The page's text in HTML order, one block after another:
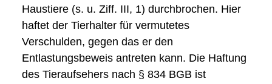
Haustiere (s. u. Ziff. III, 1) durchbrochen. Hier
haftet der Tierhalter für vermutetes
Verschulden, gegen das er den
Entlastungsbeweis antreten kann. Die Haftung
des Tieraufsehers nach § 834 BGB ist